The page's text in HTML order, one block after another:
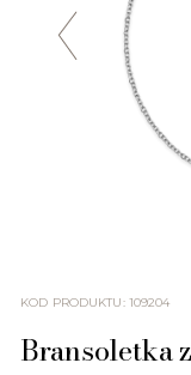
KOD PRODUKTU: 109204
Bransoletka